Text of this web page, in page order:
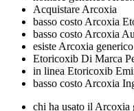
Acquistare Arcoxia
basso costo Arcoxia
basso costo Arcoxia
esiste Arcoxia
Etoricoxib Di Marca
in linea Etoricoxib
basso costo Arcoxia
chi ha usato il Arcoxia